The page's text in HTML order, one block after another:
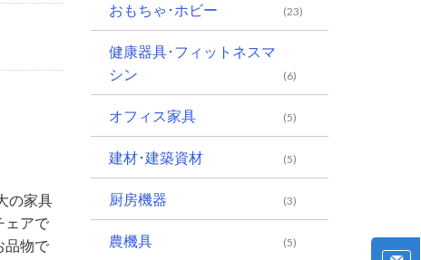
の家具
ェアで
品物で
おもちゃ･ホビー (23)
健康器具･フィットネスマ
シン
(6)
オフィス家具 (5)
建材･建築資材 (5)
厨房機器 (3)
農機具 (5)